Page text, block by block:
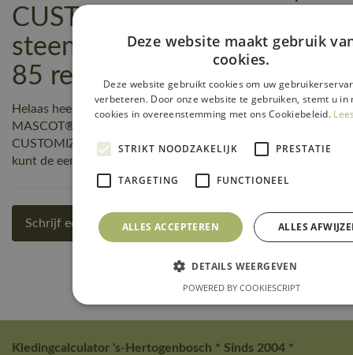
CUSTOMIZED | 85
steenblauw | 22058-605-
85 reviews
Helaas heeft nog niemand een beoordeling geschreven over
MASCOT® Workwear Functionele Werkbroek |
CUSTOMIZED | 85 steenblauw | 22058-605-85, maar jij
kunt de eerste zijn! Schrijf een review!
Schrijf een review
Kledingcalculator 's-Hertogenbosch * Sinds 2004 *
Deze website maakt gebruik
cookies.
Deze website gebruikt cookies om uw
verbeteren. Door onze website te gebruiken, stemt u in
cookies in overeenstemming met ons Cookiebeleid.
STRIKT NOODZAKELIJK PRESTATIE
TARGETING FUNCTIONEEL
ALLES ACCEPTEREN ALLES
DETAILS WEERGEVEN
POWERED BY COOKIESCRIPT